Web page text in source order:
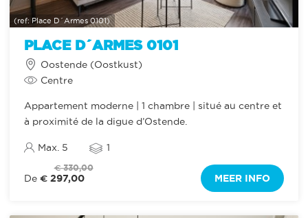
PLACE D´ARMES 0101
(ref: Place D´Armes 0101)
Oostende (Oostkust)
Centre
Appartement moderne | 1 chambre | situé au centre et
à proximité de la digue d’Ostende.
Max. 5 1
€ 330,00
De € 297,00 MEER INFO